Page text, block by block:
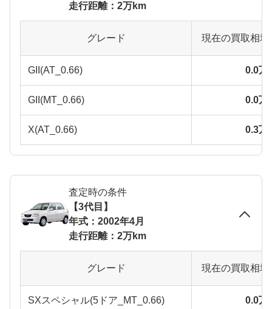
走行距離：2万km
グレード 現在の買取相
GII(AT_0.66) 0.0万
GII(MT_0.66) 0.0万
X(AT_0.66) 0.3万
査定時の条件
【3代目】
年式：2002年4月
走行距離：2万km
グレード 現在の買取相
SXスペシャル(5ドア_MT_0.66) 0.0万